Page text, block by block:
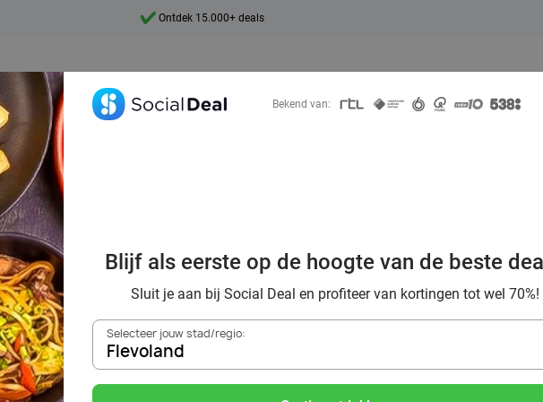
Ontdek 15.000+ deals
de beste
in Flevoland en
Bekend van:
Blijf als eerste op de hoogte van de beste
Sluit je aan bij Social Deal en profiteer van kortingen tot wel 70%!
Selecteer jouw stad/regio:
Flevoland